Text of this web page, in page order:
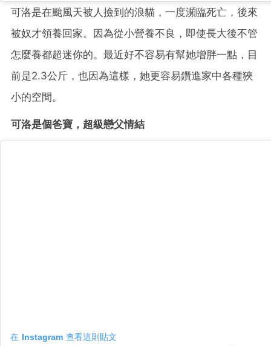
可洛是在颱風天被人撿到的浪貓，一度瀕臨死亡，後來
被奴才領養回家。因為從小營養不良，即使長大後不管
怎麼養都超迷你的。最近好不容易有幫她增胖一點，目
前是2.3公斤，也因為這樣，她更容易鑽進家中各種狹
小的空間。
可洛是個爸寶，超級戀父情結
在 Instagram 查看這則貼文